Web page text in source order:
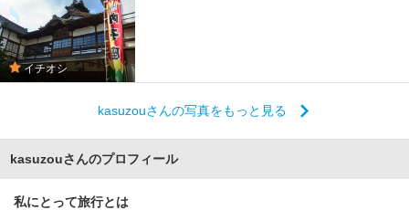
イチオシ
kasuzouさんの写真をもっと見る
kasuzouさんのプロフィール
私にとって旅行とは